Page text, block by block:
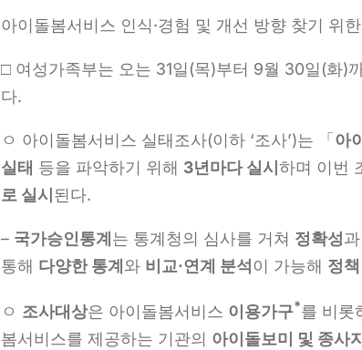
아이돌봄서비스 인식·경험 및 개선 방향 찾기 위
□ 여성가족부는 오는 31일(목)부터 9월 30일(화)
다.
ㅇ 아이돌봄서비스 실태조사(이하 ‘조사’)는 「아
실태 등을 파악하기 위해 3년마다 실시하며 이번
로 실시된다.
– 국가승인통계는 통계청의 심사를 거쳐 정확성과
통해 다양한 통계와 비교·연계 분석이 가능해 정책
ㅇ 조사대상은 아이돌봄서비스 이용가구*를 비롯
봄서비스를 제공하는 기관의 아이돌보미 및 종사